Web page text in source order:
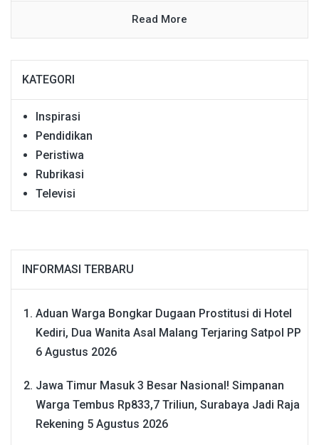
Read More
KATEGORI
Inspirasi
Pendidikan
Peristiwa
Rubrikasi
Televisi
INFORMASI TERBARU
Aduan Warga Bongkar Dugaan Prostitusi di Hotel
Kediri, Dua Wanita Asal Malang Terjaring Satpol PP
6 Agustus 2026
Jawa Timur Masuk 3 Besar Nasional! Simpanan
Warga Tembus Rp833,7 Triliun, Surabaya Jadi Raja
Rekening 5 Agustus 2026